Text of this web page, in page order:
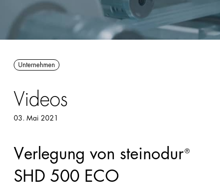
Förderungen
Handbücher/Kataloge
Sortimentsliste
außen
Formen,
Flocken,
Ladungsträger
Snowfarming
Produkte
Unternehmen
Videos
03. Mai 2021
Verlegung von steinodur®
SHD 500 ECO